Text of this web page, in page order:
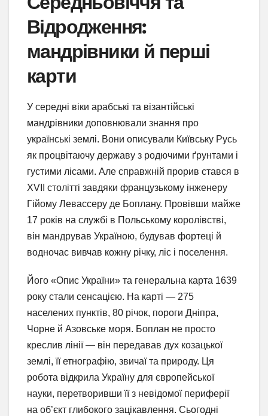
Відродження:
мандрівники й перші
карти
У середні віки арабські та візантійські
мандрівники доповнювали знання про
українські землі. Вони описували Київську Русь
як процвітаючу державу з родючими ґрунтами і
густими лісами. Але справжній прорив стався в
XVII столітті завдяки французькому інженеру
Гійому Левассеру де Боплану. Провівши майже
17 років на службі в Польському королівстві,
він мандрував Україною, будував фортеці й
водночас вивчав кожну річку, ліс і поселення.
Його «Опис України» та генеральна карта 1639
року стали сенсацією. На карті — 275
населених пунктів, 80 річок, пороги Дніпра,
Чорне й Азовське моря. Боплан не просто
креслив лінії — він передавав дух козацької
землі, її етнографію, звичаї та природу. Ця
робота відкрила Україну для європейської
науки, перетворивши її з невідомої периферії
на об’єкт глибокого зацікавлення. Сьогодні